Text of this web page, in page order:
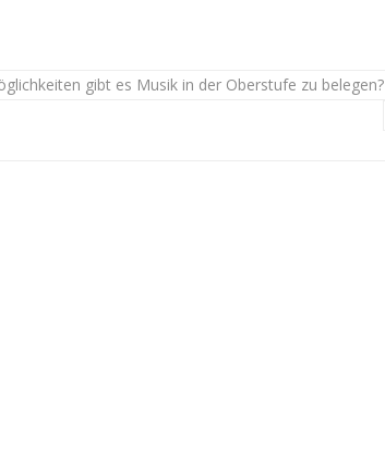
gibt es Musik in der Oberstufe zu belegen?